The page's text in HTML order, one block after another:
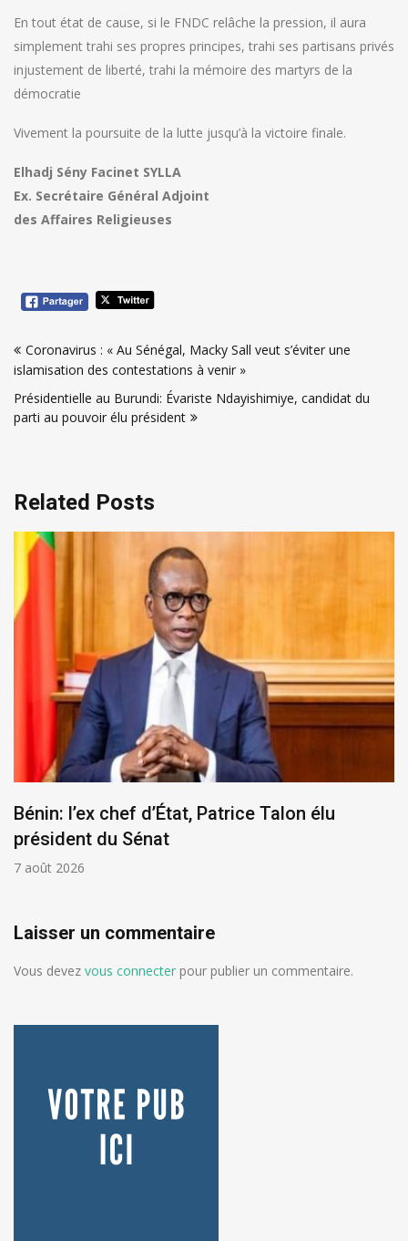
En tout état de cause, si le FNDC relâche la pression, il aura
simplement trahi ses propres principes, trahi ses partisans privés
injustement de liberté, trahi la mémoire des martyrs de la
démocratie
Vivement la poursuite de la lutte jusqu’à la victoire finale.
Elhadj Sény Facinet SYLLA
Ex. Secrétaire Général Adjoint
des Affaires Religieuses
de
l’article
Coronavirus : « Au Sénégal, Macky Sall veut s’éviter une
islamisation des contestations à venir »
Présidentielle au Burundi: Évariste Ndayishimiye, candidat du
parti au pouvoir élu président
Related Posts
Bénin: l’ex chef d’État, Patrice Talon élu
président du Sénat
7 août 2026
Laisser un commentaire
Vous devez vous connecter pour publier un commentaire.